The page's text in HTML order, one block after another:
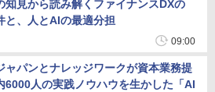
知見から読み解くファイナンスDXの
と、人とAIの最適分担
09:00
ャパンとナレッジワークが資本業務提
6000人の実践ノウハウを生かした「AI